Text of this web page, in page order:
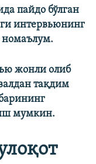
пайдо бўлган
интервьюнинг
номаълум.
жонли олиб
тақдим
мумкин.